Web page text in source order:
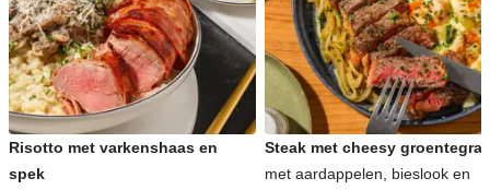
Risotto met varkenshaas en
spek
Steak met cheesy
met aardappelen, bieslook en